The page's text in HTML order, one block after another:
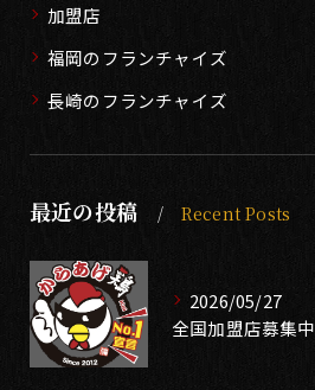
加盟店
福岡のフランチャイズ
長崎のフランチャイズ
最近の投稿 Recent Posts
2026/05/27
全国加盟店募集中